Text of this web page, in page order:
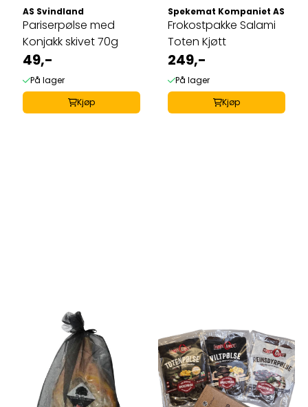
AS Svindland
Pariserpølse med
Konjakk skivet 70g
49,-
På lager
Kjøp
Spekemat Kompaniet AS
Frokostpakke Salami
Toten Kjøtt
249,-
På lager
Kjøp